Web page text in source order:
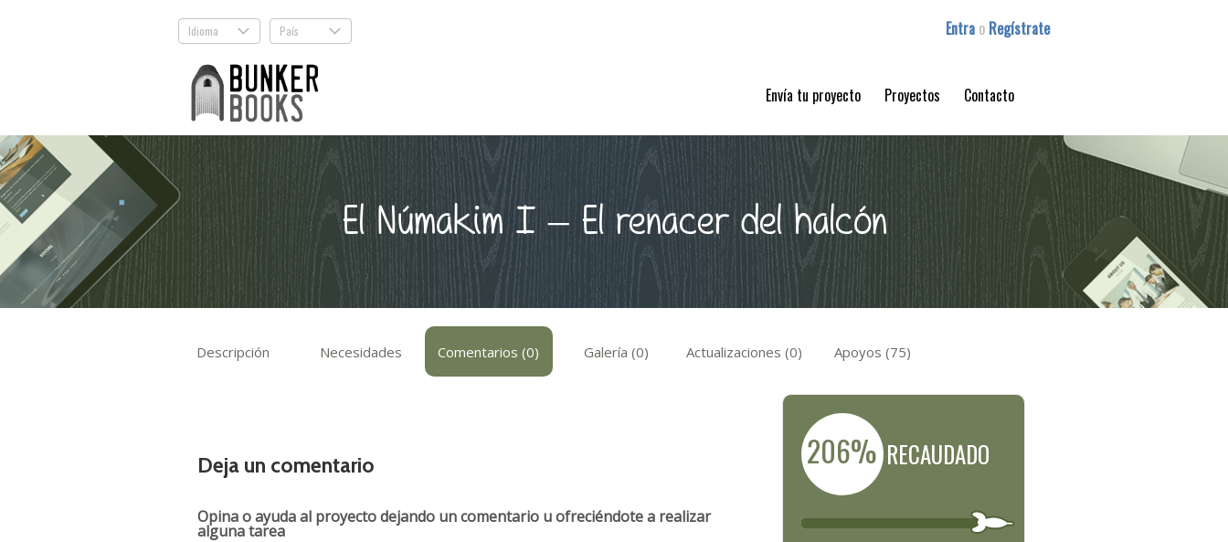
Idioma . País . Entra o Regístrate
Envía tu proyecto Proyectos Contacto
El Númakim I – El renacer del halcón
Descripción Necesidades Comentarios (0) Galería (0) Actualizaciones (0) Apoyos (75)
Deja un comentario
Opina o ayuda al proyectodejando un comentario u ofreciéndote a realizar
alguna tarea
206% RECAUDADO